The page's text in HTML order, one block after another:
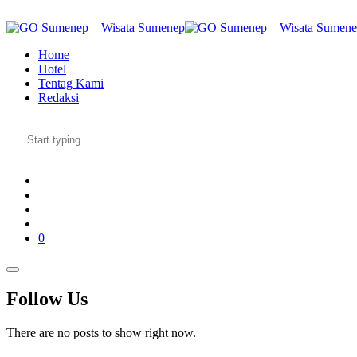
to
contentHome
Hotel
Tentag Kami
Redaksi
0
Follow Us
There are no posts to show right now.